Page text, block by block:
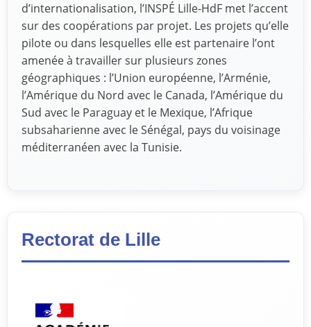
d’internationalisation, l’INSPÉ Lille-HdF met l’accent
sur des coopérations par projet. Les projets qu’elle
pilote ou dans lesquelles elle est partenaire l’ont
amenée à travailler sur plusieurs zones
géographiques : l’Union européenne, l’Arménie,
l’Amérique du Nord avec le Canada, l’Amérique du
Sud avec le Paraguay et le Mexique, l’Afrique
subsaharienne avec le Sénégal, pays du voisinage
méditerranéen avec la Tunisie.
Rectorat de Lille